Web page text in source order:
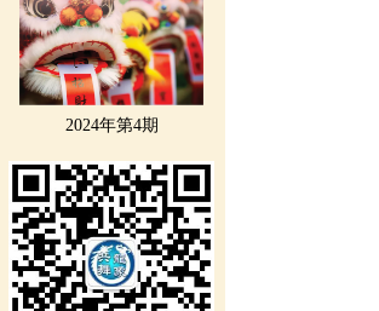
2024年第4期